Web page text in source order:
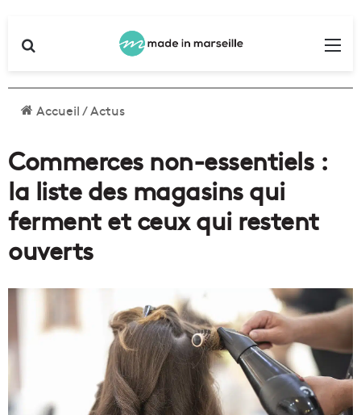
Accueil/Actus
Commerces non-essentiels :
la liste des magasins qui
ferment et ceux qui restent
ouverts